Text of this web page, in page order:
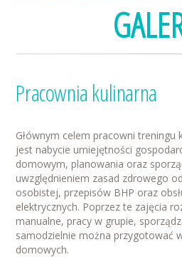
Pracownia kulinarna
Głównym celem pracowni treningu
jest nabycie umiejętności
domowym, planowania oraz
uwzględnieniem zasad zdrowego
osobistej, przepisów BHP oraz
elektrycznych. Poprzez te zajęcia
manualne, pracy w grupie,
samodzielnie można przygotować
domowych.